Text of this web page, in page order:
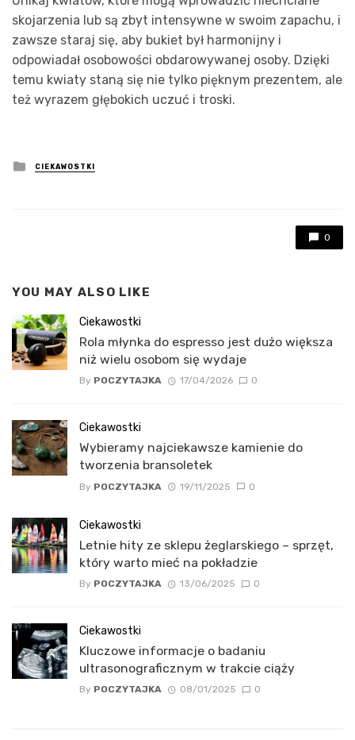
skojarzenia lub są zbyt intensywne w swoim zapachu, i
zawsze staraj się, aby bukiet był harmonijny i
odpowiadał osobowości obdarowywanej osoby. Dzięki
temu kwiaty staną się nie tylko pięknym prezentem, ale
też wyrazem głębokich uczuć i troski.
Posted
in
CIEKAWOSTKI
0
YOU MAY ALSO LIKE
Ciekawostki
Rola młynka do espresso jest dużo większa
niż wielu osobom się wydaje
By POCZYTAJKA 17/04/2026 0
Ciekawostki
Wybieramy najciekawsze kamienie do
tworzenia bransoletek
By POCZYTAJKA 19/11/2025 0
Ciekawostki
Letnie hity ze sklepu żeglarskiego – sprzęt,
który warto mieć na pokładzie
By POCZYTAJKA 13/06/2025 0
Ciekawostki
Kluczowe informacje o badaniu
ultrasonograficznym w trakcie ciąży
By POCZYTAJKA 08/01/2025 0